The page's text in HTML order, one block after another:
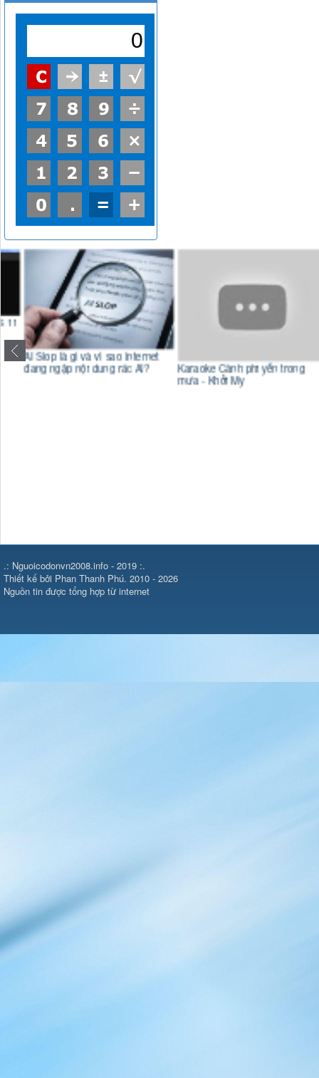
AI Slop là gì và vì sao Internet
đang ngập nội dung rác AI?
Karaoke Cành phi yến trong
mưa - Khởi My
.: Nguoicodonvn2008.info - 2019 :.
Thiết kế bởi Phan Thanh Phú. 2010 - 2026
Nguồn tin được tổng hợp từ internet